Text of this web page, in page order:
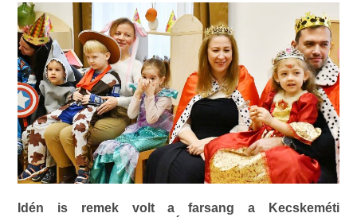
Idén is remek volt a farsang a Kecskeméti